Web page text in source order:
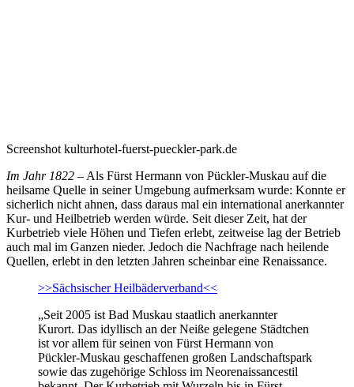
Screenshot kulturhotel-fuerst-pueckler-park.de
Im Jahr 1822 – Als Fürst Hermann von Pückler-Muskau auf die
heilsame Quelle in seiner Umgebung aufmerksam wurde: Konnte er
sicherlich nicht ahnen, dass daraus mal ein international anerkannter
Kur- und Heilbetrieb werden würde. Seit dieser Zeit, hat der
Kurbetrieb viele Höhen und Tiefen erlebt, zeitweise lag der Betrieb
auch mal im Ganzen nieder. Jedoch die Nachfrage nach heilende
Quellen, erlebt in den letzten Jahren scheinbar eine Renaissance.
>>Sächsischer Heilbäderverband<<
„Seit 2005 ist Bad Muskau staatlich anerkannter
Kurort. Das idyllisch an der Neiße gelegene Städtchen
ist vor allem für seinen von Fürst Hermann von
Pückler-Muskau geschaffenen großen Landschaftspark
sowie das zugehörige Schloss im Neorenaissancestil